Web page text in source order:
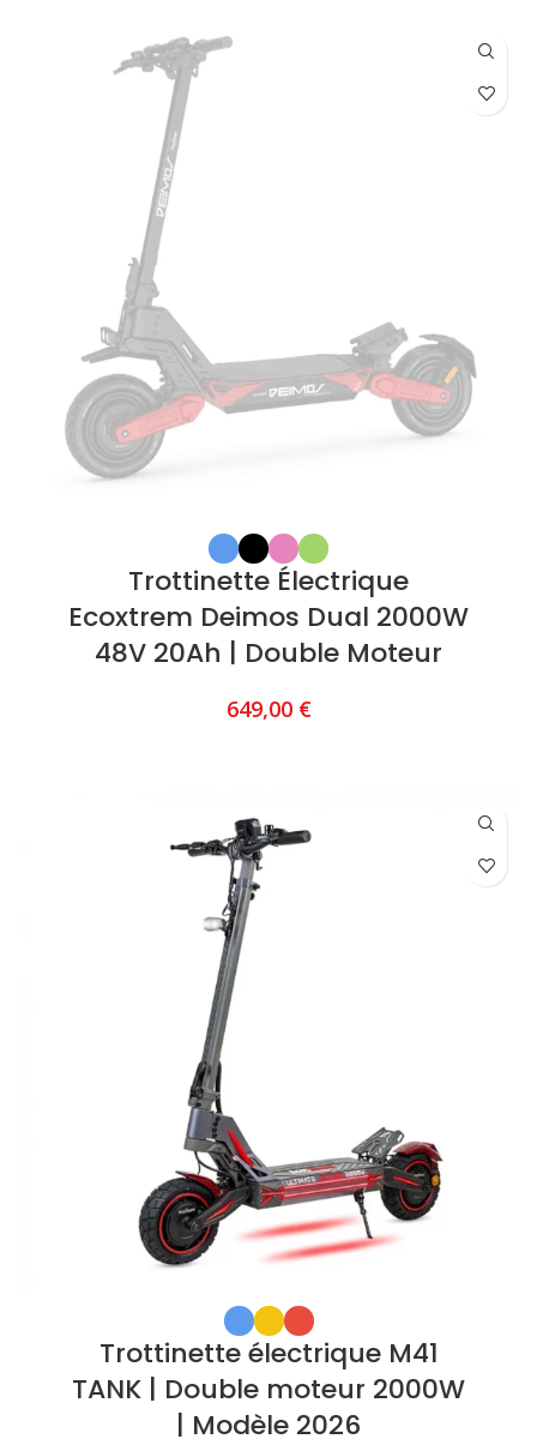
Trottinette Électrique
Ecoxtrem Deimos Dual 2000W
48V 20Ah | Double Moteur
649,00 €
Trottinette électrique M41
TANK | Double moteur 2000W
| Modèle 2026